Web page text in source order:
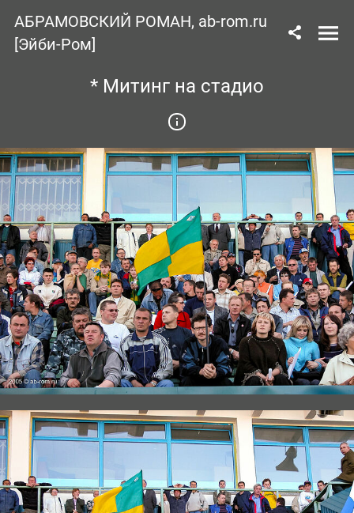
АБРАМОВСКИЙ РОМАН, ab-rom.ru
[Эйби-Ром]
* Митинг на стадио